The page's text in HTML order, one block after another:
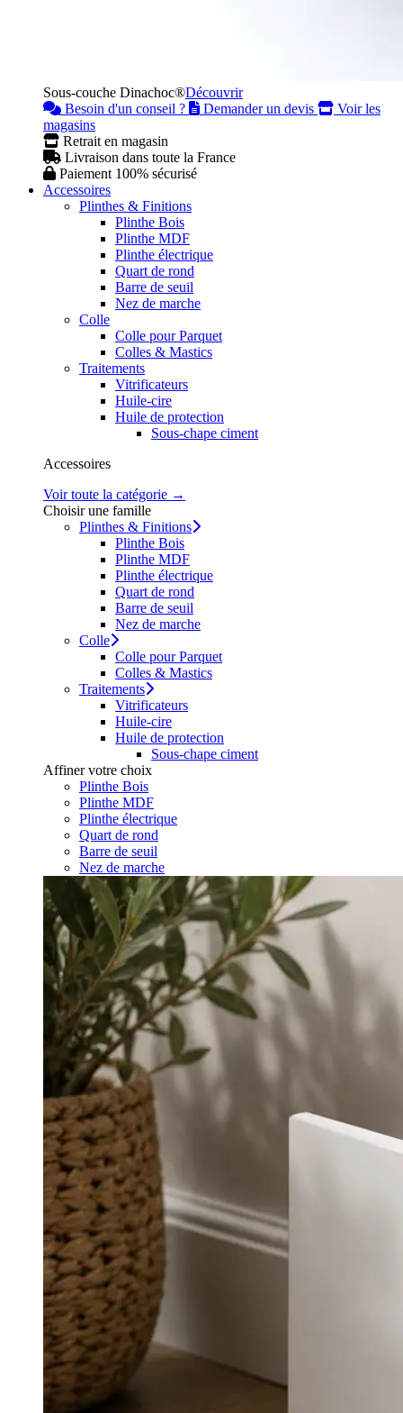
Sous-couche Dinachoc®Découvrir
Besoin d'un conseil ?
Demander un devis
Voir les
magasins
Retrait en magasin
Livraison dans toute la France
Paiement 100% sécurisé
Accessoires
Plinthes & Finitions
Plinthe Bois
Plinthe MDF
Plinthe électrique
Quart de rond
Barre de seuil
Nez de marche
Colle
Colle pour Parquet
Colles & Mastics
Traitements
Vitrificateurs
Huile-cire
Huile de protection
Sous-chape ciment
Accessoires
Voir toute la catégorie →
Choisir une famille
Plinthes & Finitions
Plinthe Bois
Plinthe MDF
Plinthe électrique
Quart de rond
Barre de seuil
Nez de marche
Colle
Colle pour Parquet
Colles & Mastics
Traitements
Vitrificateurs
Huile-cire
Huile de protection
Sous-chape ciment
Affiner votre choix
Plinthe Bois
Plinthe MDF
Plinthe électrique
Quart de rond
Barre de seuil
Nez de marche